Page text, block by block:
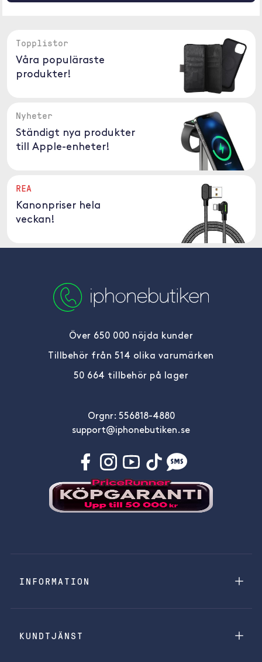
Topplistor
Våra populäraste
produkter!
Nyheter
Ständigt nya produkter
till Apple-enheter!
REA
Kanonpriser hela
veckan!
Över 650 000 nöjda kunder
Tillbehör från 514 olika varumärken
50 664 tillbehör på lager
Orgnr: 556818-4880
support@iphonebutiken.se
INFORMATION
KUNDTJÄNST